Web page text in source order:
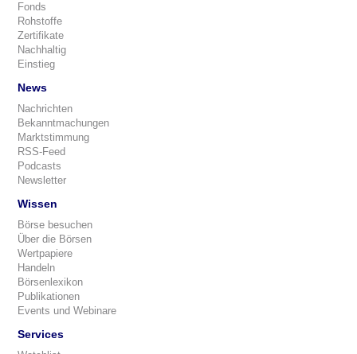
Fonds
Rohstoffe
Zertifikate
Nachhaltig
Einstieg
News
Nachrichten
Bekanntmachungen
Marktstimmung
RSS-Feed
Podcasts
Newsletter
Wissen
Börse besuchen
Über die Börsen
Wertpapiere
Handeln
Börsenlexikon
Publikationen
Events und Webinare
Services